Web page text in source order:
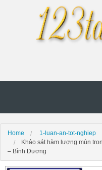
Home 1-luan-an-tot-nghiep
Khảo sát hàm lượng mùn
– Bình Dương